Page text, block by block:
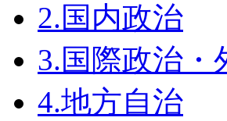
2.国内政治
3.国際政治・
4.地方自治